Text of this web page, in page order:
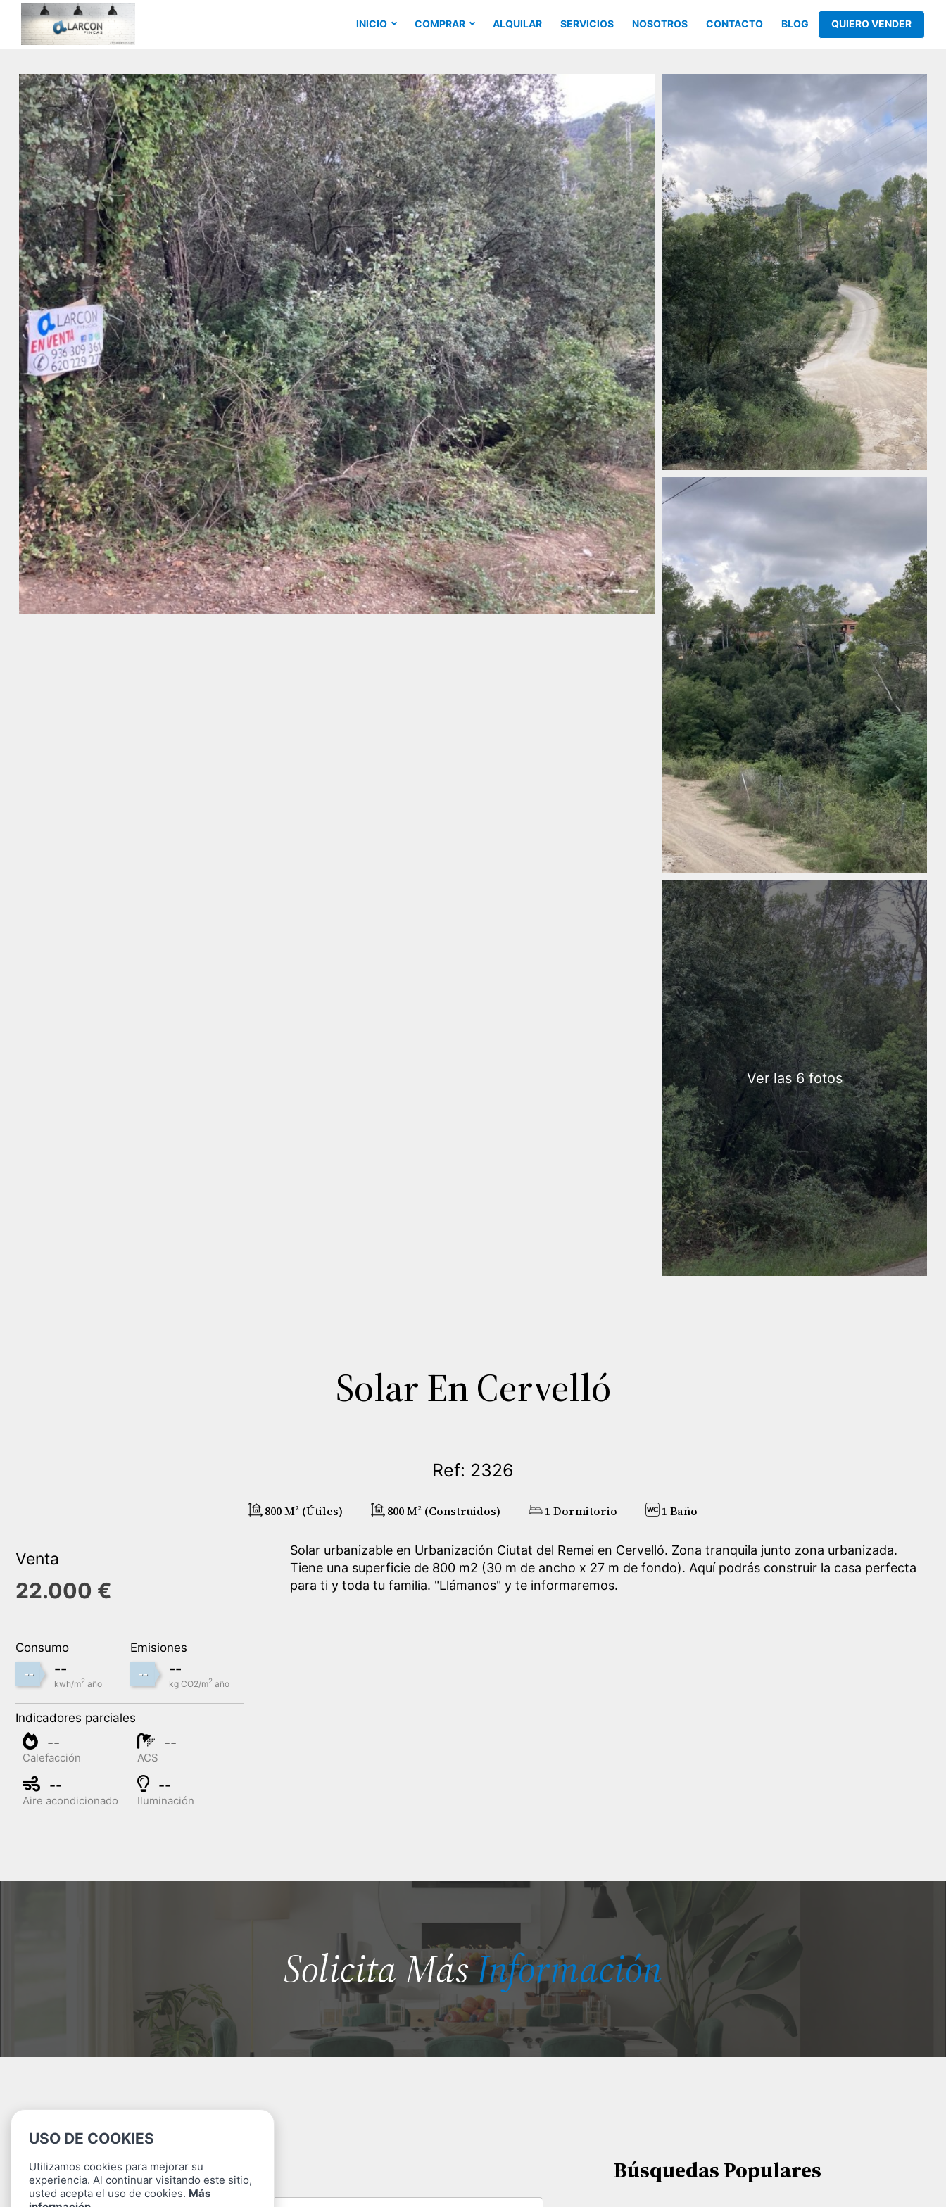
INICIO COMPRAR
TERRENOS
PARKINGS
CASAS
LOCALES
ALQUILAR SERVICIOS NOSOTROS CONTACTO BLOG QUIERO VENDER
Ver las 6 fotos
Solar En Cervelló
Ref: 2326
800 M² (útiles) 800 M² (construidos) 1 Dormitorio 1 Baño
Venta
22.000 €
Consumo
-- --
kwh/m2 año
Emisiones
-- --
kg CO2/m2año
Indicadores parciales
--
Calefacción
--
ACS
--
Aire acondicionado
--
Iluminación
Solar urbanizable en Urbanización Ciutat del Remei en Cervelló. Zona tranquila junto zona urbanizada.
Tiene una superficie de 800 m2 (30 m de ancho x 27 m de fondo). Aquí podrás construir la casa perfecta
para ti y toda tu familia. "Llámanos" y te informaremos.
Solicita MásInformación
NOMBRE(Requerido) Búsquedas Populares
USO DE COOKIES
Utilizamos cookies para mejorar su
experiencia. Al continuar visitando este sitio,
usted acepta el uso de cookies. Más